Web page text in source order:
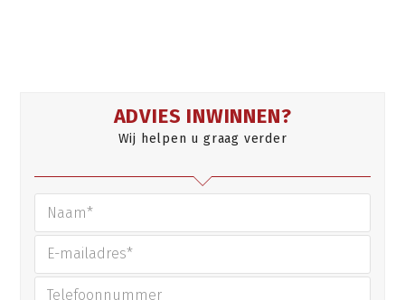
ADVIES INWINNEN?
Wij helpen u graag verder